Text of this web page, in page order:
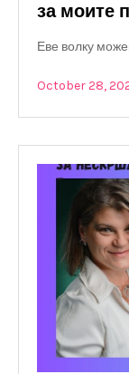
за моите
Еве волку
October 28,